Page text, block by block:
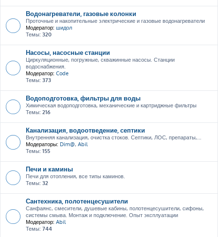
Водонагреватели, газовые колонки
Проточные и накопительные электрические и газовые водонагреватели
Модератор: шидол
Темы: 320
Насосы, насосные станции
Циркуляционные, погружные, скважинные насосы. Станции
водоснабжения.
Модератор: Code
Темы: 373
Водоподготовка, фильтры для воды
Химическая водоподготовка, механические и картриджные фильтры
Темы: 216
Канализация, водоотведение, септики
Внутренняя канализация, очистка стоков. Септики, ЛОС, препараты,...
Модераторы: Dim@, Abil
Темы: 155
Печи и камины
Печи для отопления, все типы каминов.
Темы: 32
Сантехника, полотенцесушители
Санфаянс, смесители, душевые кабины, полотенцесушители, сифоны,
системы смыва. Монтаж и подключение. Опыт эксплуатации
Модератор: Abil
Темы: 744